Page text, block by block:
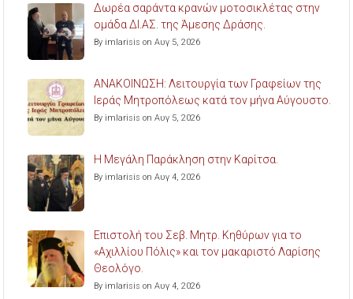
Δωρέα σαράντα κρανών μοτοσικλέτας στην
ομάδα ΔΙ.ΑΣ. της Άμεσης Δράσης.
By imlarisis on Αυγ 5, 2026
ΑΝΑΚΟΙΝΩΣΗ: Λειτουργία των Γραφείων της
Ιεράς Μητροπόλεως κατά τον μήνα Αύγουστο.
By imlarisis on Αυγ 5, 2026
Η Μεγάλη Παράκληση στην Καρίτσα.
By imlarisis on Αυγ 4, 2026
Επιστολή του Σεβ. Μητρ. Κηθύρων για το
«Αχιλλίου Πόλις» και τον μακαριστό Λαρίσης
Θεολόγο.
By imlarisis on Αυγ 4, 2026